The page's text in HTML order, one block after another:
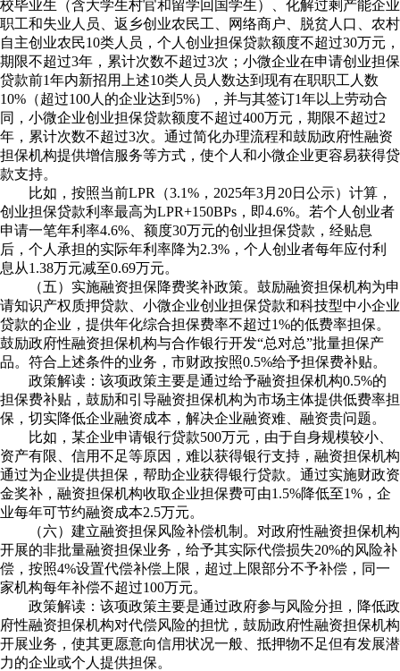
校毕业生（含大学生村官和留学回国学生）、化解过剩产能企业
职工和失业人员、返乡创业农民工、网络商户、脱贫人口、农村
自主创业农民10类人员，个人创业担保贷款额度不超过30万元，
期限不超过3年，累计次数不超过3次；小微企业在申请创业担保
贷款前1年内新招用上述10类人员人数达到现有在职职工人数
10%（超过100人的企业达到5%），并与其签订1年以上劳动合
同，小微企业创业担保贷款额度不超过400万元，期限不超过2
年，累计次数不超过3次。通过简化办理流程和鼓励政府性融资
担保机构提供增信服务等方式，使个人和小微企业更容易获得贷
款支持。
比如，按照当前LPR（3.1%，2025年3月20日公示）计算，
创业担保贷款利率最高为LPR+150BPs，即4.6%。若个人创业者
申请一笔年利率4.6%、额度30万元的创业担保贷款，经贴息
后，个人承担的实际年利率降为2.3%，个人创业者每年应付利
息从1.38万元减至0.69万元。
（五）实施融资担保降费奖补政策。鼓励融资担保机构为申
请知识产权质押贷款、小微企业创业担保贷款和科技型中小企业
贷款的企业，提供年化综合担保费率不超过1%的低费率担保。
鼓励政府性融资担保机构与合作银行开发“总对总”批量担保产
品。符合上述条件的业务，市财政按照0.5%给予担保费补贴。
政策解读：该项政策主要是通过给予融资担保机构0.5%的
担保费补贴，鼓励和引导融资担保机构为市场主体提供低费率担
保，切实降低企业融资成本，解决企业融资难、融资贵问题。
比如，某企业申请银行贷款500万元，由于自身规模较小、
资产有限、信用不足等原因，难以获得银行支持，融资担保机构
通过为企业提供担保，帮助企业获得银行贷款。通过实施财政资
金奖补，融资担保机构收取企业担保费可由1.5%降低至1%，企
业每年可节约融资成本2.5万元。
（六）建立融资担保风险补偿机制。对政府性融资担保机构
开展的非批量融资担保业务，给予其实际代偿损失20%的风险补
偿，按照4%设置代偿补偿上限，超过上限部分不予补偿，同一
家机构每年补偿不超过100万元。
政策解读：该项政策主要是通过政府参与风险分担，降低政
府性融资担保机构对代偿风险的担忧，鼓励政府性融资担保机构
开展业务，使其更愿意向信用状况一般、抵押物不足但有发展潜
力的企业或个人提供担保。